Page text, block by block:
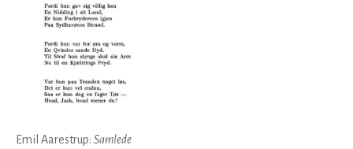
Emil Aarestrup: Samlede